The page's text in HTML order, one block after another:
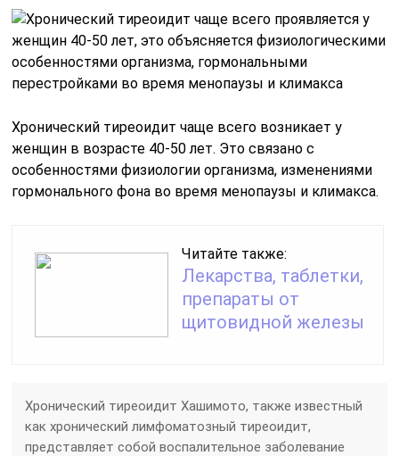
Хронический тиреоидит чаще всего возникает у
женщин в возрасте 40-50 лет. Это связано с
особенностями физиологии организма, изменениями
гормонального фона во время менопаузы и климакса.
Читайте также:
Лекарства, таблетки,
препараты от
щитовидной железы
Хронический тиреоидит Хашимото, также известный
как хронический лимфоматозный тиреоидит,
представляет собой воспалительное заболевание